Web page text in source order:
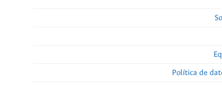
Política de